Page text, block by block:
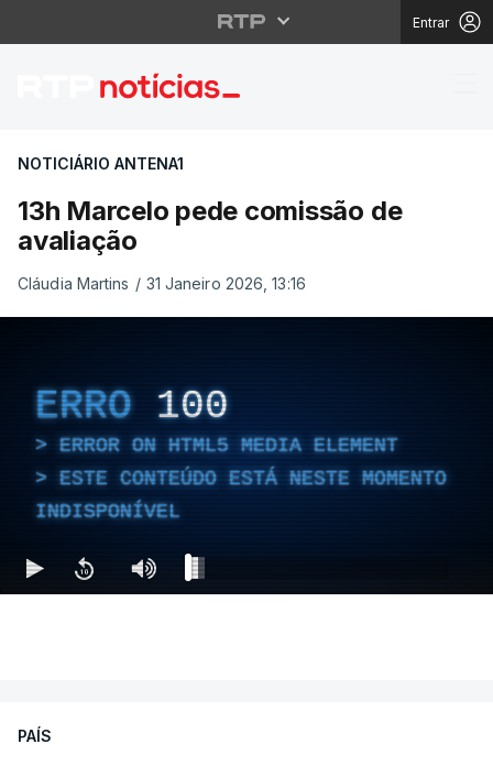
Entrar
13h Marcelo pede
NOTICIÁRIO ANTENA1
13h Marcelo pede comissão de
avaliação
Cláudia Martins / 31 Janeiro 2026, 13:16
ERRO 100
ERROR ON HTML5 MEDIA ELEMENT
ESTE CONTEÚDO ESTÁ NESTE MOMENTO
INDISPONÍVEL
PAÍS